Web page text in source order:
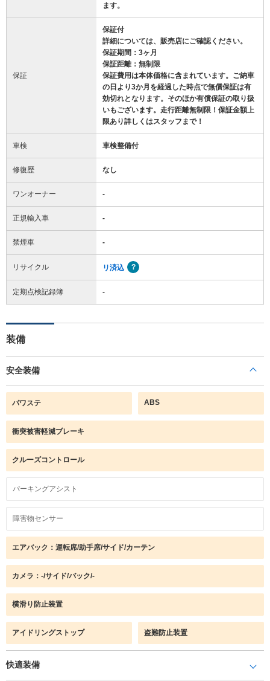
ます。
保証
保証付
詳細については、販売店にご確認ください。
保証期間：3ヶ月
保証距離：無制限
保証費用は本体価格に含まれています。ご納車
の日より3か月を経過した時点で無償保証は有
効切れとなります。そのほか有償保証の取り扱
いもございます。走行距離無制限！保証金額上
限あり詳しくはスタッフまで！
車検 車検整備付
修復歴 なし
ワンオーナー -
正規輸入車 -
禁煙車 -
リサイクル リ済込
定期点検記録簿 -
装備
安全装備
パワステ ABS
衝突被害軽減ブレーキ
クルーズコントロール
パーキングアシスト
障害物センサー
エアバック：運転席/助手席/サイド/カーテン
カメラ：-/サイド/バック/-
横滑り防止装置
アイドリングストップ 盗難防止装置
快適装備